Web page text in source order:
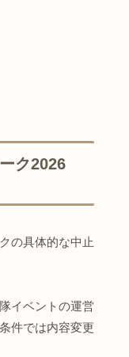
ク2026
の具体的な中止
イベントの運営
件では内容変更